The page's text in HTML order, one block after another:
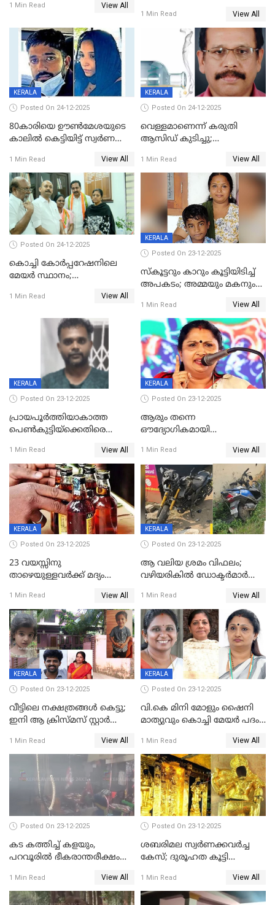
1 Min Read View All
ഗർഭിണിയായ യുവതിക്ക് ക്രൂര
1 Min Read View All
KERALA
Posted On 24-12-2025
80കാരിയെ ഊൺമേശയുടെ
കാലിൽ കെട്ടിയിട്ട് സ്വർണവും
കൊച്ചുമകനും സുഹൃത്തും
അറസ്റ്റിൽ
1 Min Read View All
KERALA
Posted On 24-12-2025
വെള്ളമാണെന്ന് കരുതി
ആസിഡ് കുടിച്ചു;
മരിച്ചു
1 Min Read View All
Posted On 24-12-2025
കൊച്ചി കോര്‍പ്പറേഷനിലെ
മേയര്‍ സ്ഥാനം;
രൂക്ഷം
1 Min Read View All
KERALA
Posted On 23-12-2025
സ്കൂട്ടറും കാറും കൂട്ടിയിടിച്ച്
അപകടം; അമ്മയും മകനും
ഗുരുതരാവസ്ഥയിൽ
1 Min Read View All
KERALA
Posted On 23-12-2025
പ്രായപൂർത്തിയാകാത്ത
പെൺകുട്ടിയ്ക്കെതിരെ
59 വർഷം തടവും 90,൦൦൦ രൂപ
പിഴയും ശിക്ഷ
1 Min Read View All
KERALA
Posted On 23-12-2025
ആരും തന്നെ
ഔദ്യോഗികമായി
കണ്ടെത്താൻ ഇന്ന് കോർ
കമ്മിറ്റി കൂടിയില്ല';
അതൃപ്തിയുമായി ദീപ്തി മേരി
വർഗീസ്
1 Min Read View All
KERALA
Posted On 23-12-2025
23 വയസ്സിനു
താഴെയുള്ളവർക്ക് മദ്യം
നടപടി;സ്ഥാപനങ്ങൾക്കെതിരെ
രണ്ട് കേസുകൾ
1 Min Read View All
KERALA
Posted On 23-12-2025
ആ വലിയ ശ്രമം വിഫലം;
വഴിയരികില്‍ ‌ഡോക്ടര്‍മാര്‍
മരണത്തിന് കീഴടങ്ങി
1 Min Read View All
KERALA
Posted On 23-12-2025
വീട്ടിലെ നക്ഷത്രങ്ങൾ കെട്ടു;
ഇനി ആ ക്രിസ്മസ് സ്റ്റാർ
വേണ്ടിയുള്ള
പിടിവലിക്കിടയിൽ
അപ്പൂപ്പനെതിരെ പോക്സോ
കേസ് ഒടുവിൽ 4 ജീവനുകൾ
പൊലിഞ്ഞു
1 Min Read View All
KERALA
Posted On 23-12-2025
വി.കെ മിനി മോളും ഷൈനി
മാത്യുവും കൊച്ചി മേയർ പദം
മേയറാകില്ല
1 Min Read View All
Posted On 23-12-2025
കട കത്തിച്ച് കളയും,
പറവൂരില്‍ ഭീകരാന്തരീക്ഷം
1 Min Read View All
Posted On 23-12-2025
ശബരിമല സ്വര്‍ണക്കവര്‍ച്ച
കേസ്; ദുരൂഹത കൂട്ടി
1 Min Read View All